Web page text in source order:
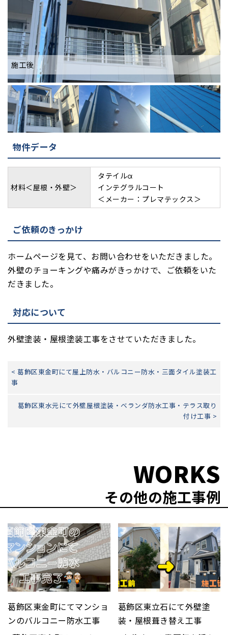
施工後
物件データ
材料＜屋根・外壁＞
タテイルα
インテグラルコート
＜メーカー：プレマテックス＞
ご依頼のきっかけ
ホームページを見て、お問い合わせをいただきました。
外壁のチョーキングや痛みがきっかけで、ご依頼をいた
だきました。
対応について
外壁塗装・屋根塗装工事をさせていただきました。
< 葛飾区東金町にて屋上防水・バルコニー防水・三面タイル塗装工
事
葛飾区東水元にて外壁屋根塗装・ベランダ防水工事・テラス取り
付け工事 >
WORKS
その他の施工事例
葛飾区東金町にてマンショ
ンのバルコニー防水工事
葛飾区東立石にて外壁塗
装・屋根葺き替え工事